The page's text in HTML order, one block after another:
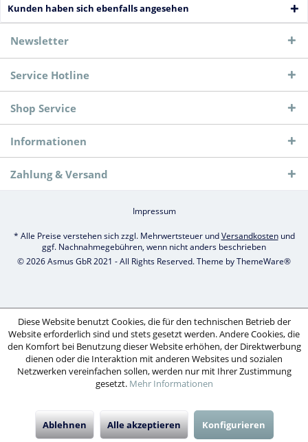
Kunden haben sich ebenfalls angesehen
Newsletter
Service Hotline
Shop Service
Informationen
Zahlung & Versand
Impressum
* Alle Preise verstehen sich zzgl. Mehrwertsteuer undVersandkostenund
ggf. Nachnahmegebühren, wenn nicht anders beschrieben
© 2026 Asmus GbR 2021 - All Rights Reserved. Theme byThemeWare®
Diese Website benutzt Cookies, die für den technischen Betrieb der
Website erforderlich sind und stets gesetzt werden. Andere Cookies, die
den Komfort bei Benutzung dieser Website erhöhen, der Direktwerbung
dienen oder die Interaktion mit anderen Websites und sozialen
Netzwerken vereinfachen sollen, werden nur mit Ihrer Zustimmung
gesetzt. Mehr Informationen
Ablehnen Alle akzeptieren Konfigurieren